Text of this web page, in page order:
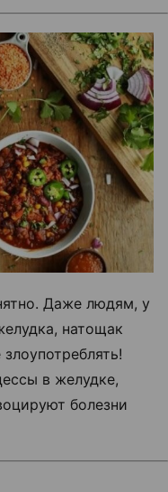
Даже людям, у
натощак
в желудке,
болезни